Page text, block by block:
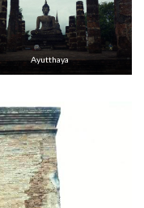
Ayutthaya